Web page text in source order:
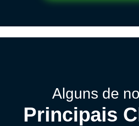
Alguns de
Principais